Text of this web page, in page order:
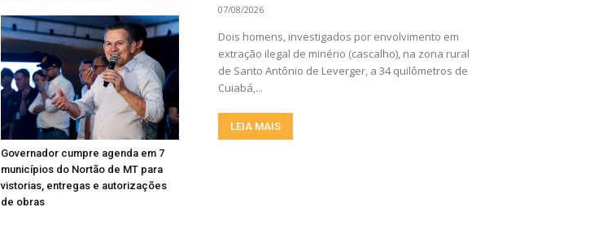
Governador cumpre agenda em 7
municípios do Nortão de MT para
vistorias, entregas e autorizações
de obras
07/08/2026
Dois homens, investigados por envolvimento em
extração ilegal de minério (cascalho), na zona rural
de Santo Antônio de Leverger, a 34 quilômetros de
Cuiabá,...
LEIA MAIS